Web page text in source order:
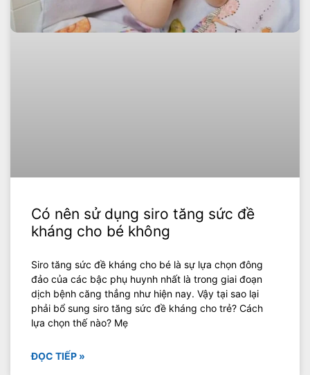
Có nên sử dụng siro tăng sức đề
kháng cho bé không
Siro tăng sức đề kháng cho bé là sự lựa chọn đông
đảo của các bậc phụ huynh nhất là trong giai đoạn
dịch bệnh căng thẳng như hiện nay. Vậy tại sao lại
phải bổ sung siro tăng sức đề kháng cho trẻ? Cách
lựa chọn thế nào? Mẹ
ĐỌC TIẾP »